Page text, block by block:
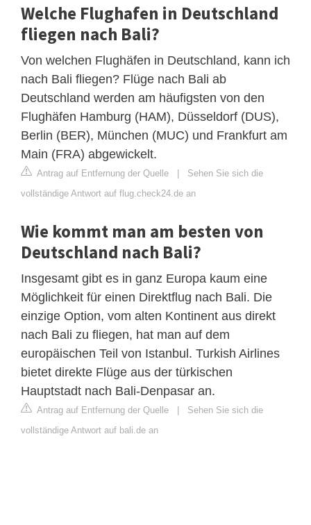
Welche Flughafen in Deutschland
fliegen nach Bali?
Von welchen Flughäfen in Deutschland, kann ich
nach Bali fliegen? Flüge nach Bali ab
Deutschland werden am häufigsten von den
Flughäfen Hamburg (HAM), Düsseldorf (DUS),
Berlin (BER), München (MUC) und Frankfurt am
Main (FRA) abgewickelt.
Antrag auf Entfernung der Quelle
Sehen Sie sich die
vollständige Antwort auf flug.check24.de an
Wie kommt man am besten von
Deutschland nach Bali?
Insgesamt gibt es in ganz Europa kaum eine
Möglichkeit für einen Direktflug nach Bali. Die
einzige Option, vom alten Kontinent aus direkt
nach Bali zu fliegen, hat man auf dem
europäischen Teil von Istanbul. Turkish Airlines
bietet direkte Flüge aus der türkischen
Hauptstadt nach Bali-Denpasar an.
Antrag auf Entfernung der Quelle
Sehen Sie sich die
vollständige Antwort auf bali.de an